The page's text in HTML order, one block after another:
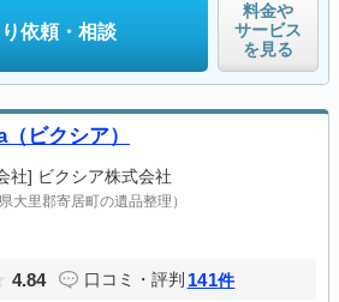
依頼・相談
料金や
サービス
を見る
ビクシア）
社] ビクシア株式会社
県大里郡寄居町の遺品整理）
4.84 口コミ・評判 141件